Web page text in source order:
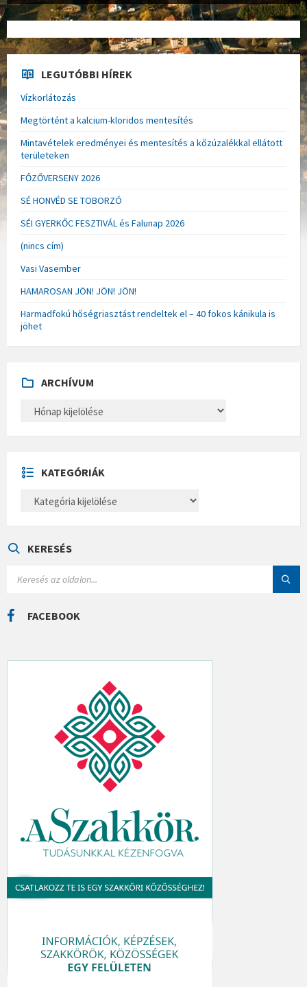
LEGUTÓBBI HÍREK
Vízkorlátozás
Megtörtént a kalcium-kloridos mentesítés
Mintavételek eredményei és mentesítés a kőzúzalékkal ellátott
területeken
FŐZŐVERSENY 2026
SÉ HONVÉD SE TOBORZÓ
SÉI GYERKŐC FESZTIVÁL és Falunap 2026
(nincs cím)
Vasi Vasember
HAMAROSAN JÖN! JÖN! JÖN!
Harmadfokú hőségriasztást rendeltek el – 40 fokos kánikula is
jöhet
ARCHÍVUM
H
U
M
KATEGÓRIÁK
E
Á
KERESÉS
C
H
FACEBOOK